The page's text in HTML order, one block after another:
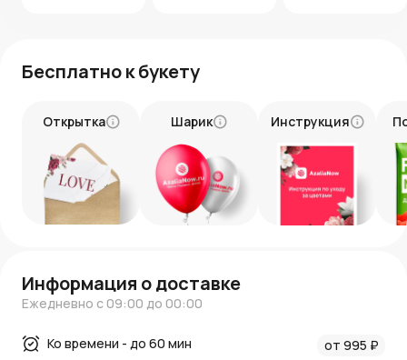
Бесплатно к букету
Открытка Шарик Инструкция
Информация о доставке
Ежедневно с 09:00 до 00:00
Ко времени - до 60 мин
от 995 ₽